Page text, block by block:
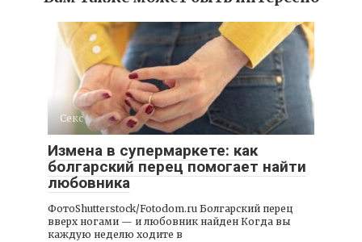
Секс
Измена в супермаркете: как
болгарский перец помогает найти
любовника
ФотоShutterstock/Fotodom.ru Болгарский перец
вверх ногами — и любовник найден Когда вы
каждую неделю ходите в